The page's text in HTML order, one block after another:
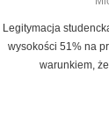
Legitymacja
wysokości 51% na
warunkiem,